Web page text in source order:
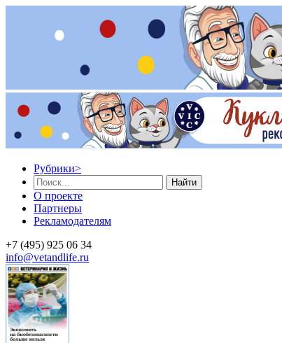
Рубрики>
Найти
О проекте
Партнеры
Рекламодателям
+7 (495) 925 06 34
info@vetandlife.ru